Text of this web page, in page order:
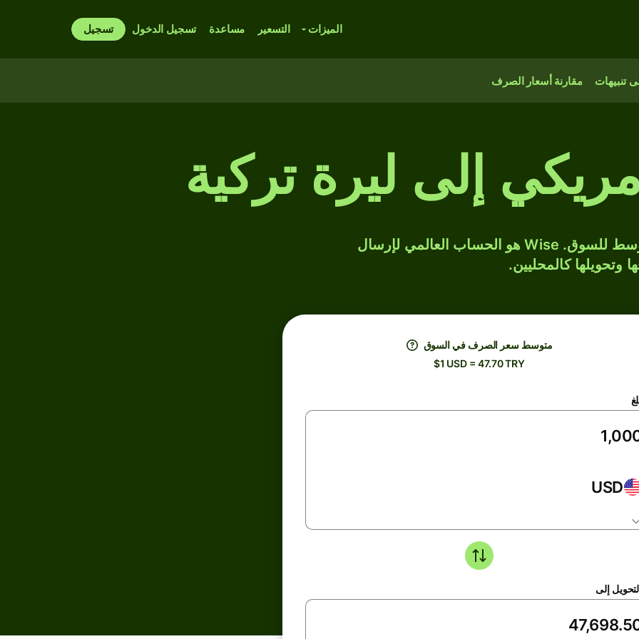
الميزات التسعير مساعدة تسجيل الدخول تسجيل
تنبيهات مقارنة أسعار الصرف
إلى ليرة تركية
حوّل USD إلى TRY بسعر الصرف المتوسط للسوق. Wise هو الحساب العالمي لإرسال
وتحويلها كالمحليين.
متوسط ​​سعر الصرف في السوق
$1 USD = 47.70 TRY
USD
إلى